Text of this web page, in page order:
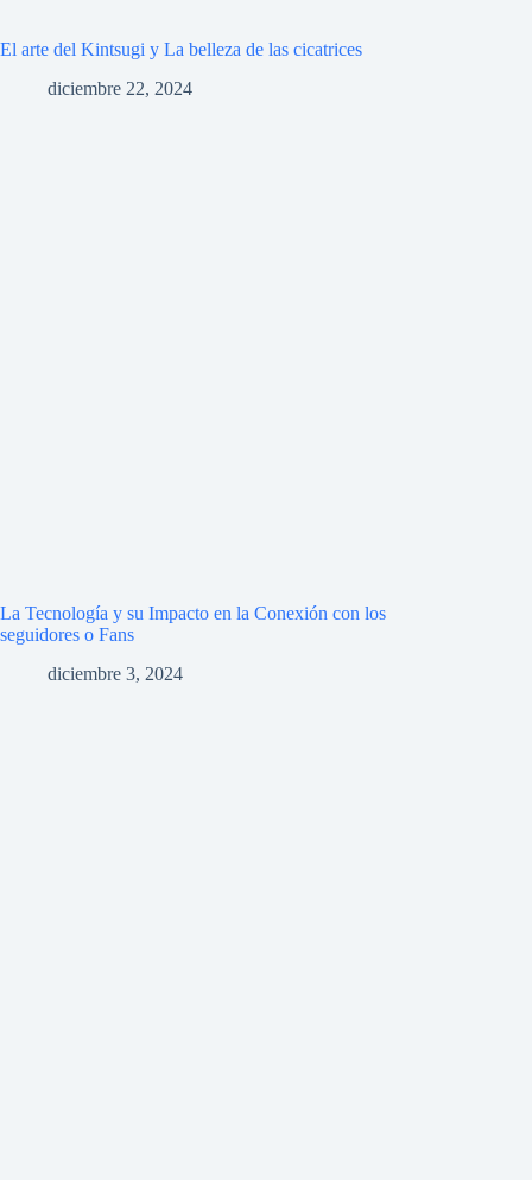
El arte del Kintsugi y La belleza de las cicatrices
diciembre 22, 2024
La Tecnología y su Impacto en la Conexión con los
seguidores o Fans
diciembre 3, 2024